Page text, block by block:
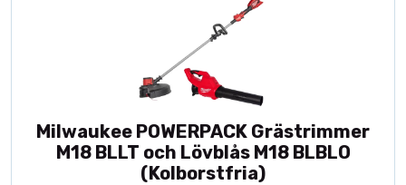
Milwaukee POWERPACK Grästrimmer
M18 BLLT och Lövblås M18 BLBLO
(Kolborstfria)